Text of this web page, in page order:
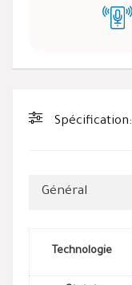
Spécification:
Général
Technologie